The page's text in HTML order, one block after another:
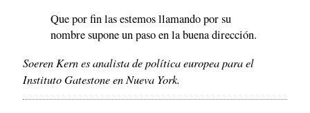
Que por fin las estemos llamando por su
nombre supone un paso en la buena dirección.
Soeren Kern es analista de política europea para el
Instituto Gatestone en Nueva York.